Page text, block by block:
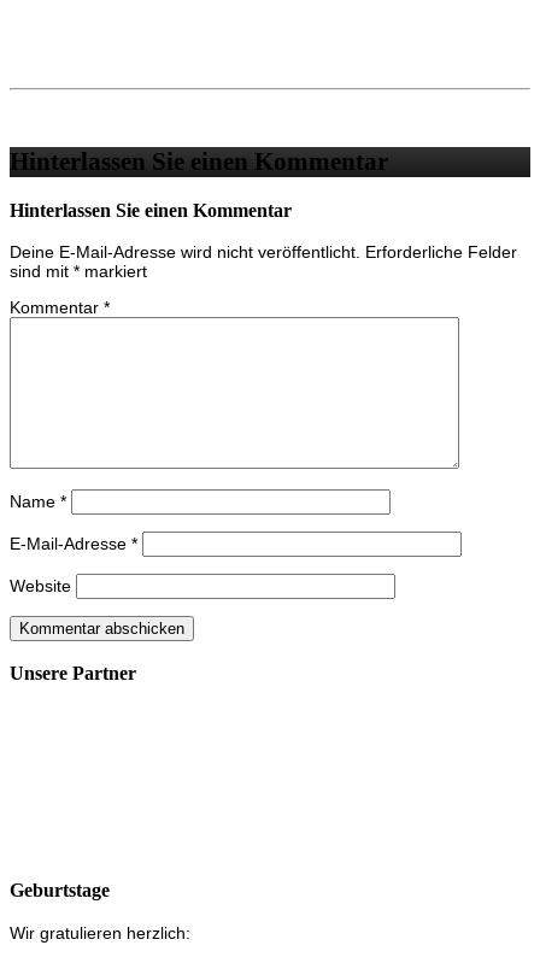
Hinterlassen Sie einen Kommentar
Hinterlassen Sie einen Kommentar
Deine E-Mail-Adresse wird nicht veröffentlicht. Erforderliche Felder
sind mit * markiert
Kommentar *
Name *
E-Mail-Adresse *
Website
Unsere Partner
Geburtstage
Wir gratulieren herzlich: